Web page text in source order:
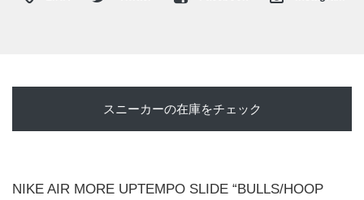
スニーカーの在庫をチェック
NIKE AIR MORE UPTEMPO SLIDE “BULLS/HOOP